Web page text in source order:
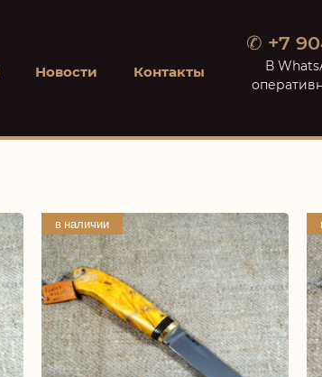
Новости Контакты
✆ +7
В
в наличии